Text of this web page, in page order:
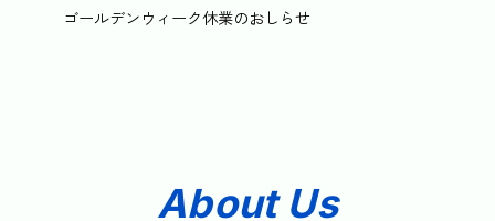
ゴールデンウィーク休業のおしらせ
About Us